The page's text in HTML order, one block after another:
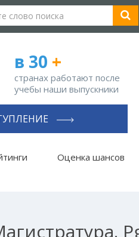
в 30 +
странах работают после
учебы наши выпускники
Оценка шансов